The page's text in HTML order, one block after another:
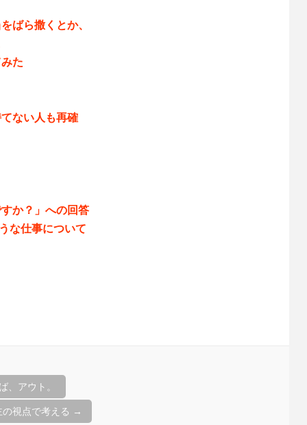
ばら撒くとか、
た
ない人も再確
か？」への回答
な仕事について
、アウト。
視点で考える →